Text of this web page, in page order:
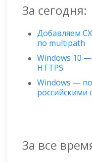
За сегодня:
Добавляем
по multipath
Windows 10
HTTPS
Windows —
российскими
За все